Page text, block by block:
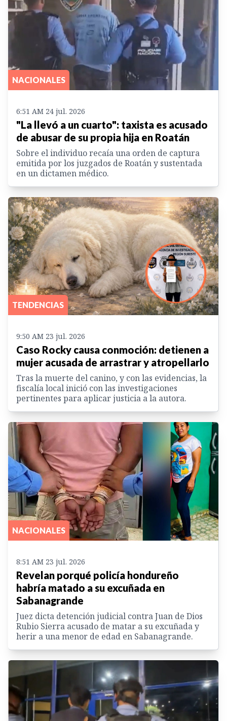
NACIONALES
6:51 AM 24 jul. 2026
"La llevó a un cuarto": taxista es acusado
de abusar de su propia hija en Roatán
Sobre el individuo recaía una orden de captura
emitida por los juzgados de Roatán y sustentada
en un dictamen médico.
TENDENCIAS
9:50 AM 23 jul. 2026
Caso Rocky causa conmoción: detienen a
mujer acusada de arrastrar y atropellarlo
Tras la muerte del canino, y con las evidencias, la
fiscalía local inició con las investigaciones
pertinentes para aplicar justicia a la autora.
NACIONALES
8:51 AM 23 jul. 2026
Revelan porqué policía hondureño
habría matado a su excuñada en
Sabanagrande
Juez dicta detención judicial contra Juan de Dios
Rubio Sierra acusado de matar a su excuñada y
herir a una menor de edad en Sabanagrande.